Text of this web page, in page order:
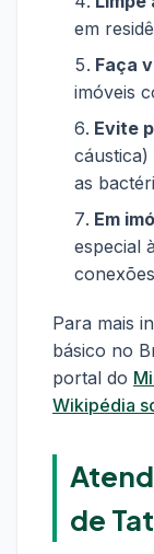
em
Faça
imóveis
Evite
as
Em
especial
Para mais
básico no
portal do
Wikipédia
de